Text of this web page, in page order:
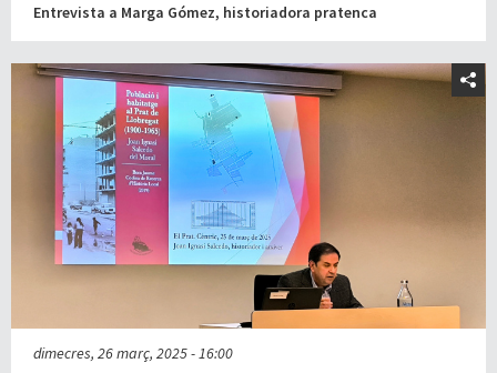
Entrevista a Marga Gómez, historiadora pratenca
dimecres, 26 març, 2025 - 16:00